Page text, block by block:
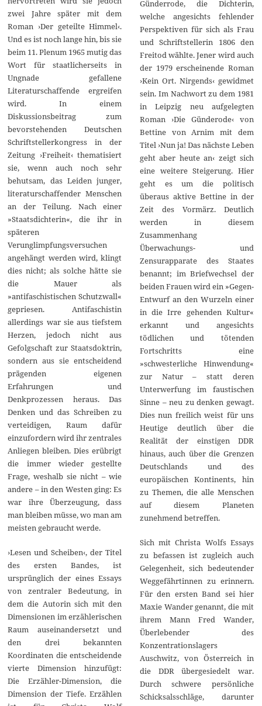
zwei Jahre später mit dem
Roman ›Der geteilte Himmel‹.
Und es ist noch lange hin, bis sie
beim 11. Plenum 1965 mutig das
Wort für staatlicherseits in
Ungnade gefallene
Literaturschaffende ergreifen
wird. In einem
Diskussionsbeitrag zum
bevorstehenden Deutschen
Schriftstellerkongress in der
Zeitung ›Freiheit‹ thematisiert
sie, wenn auch noch sehr
behutsam, das Leiden junger,
literaturschaffender Menschen
an der Teilung. Nach einer
»Staatsdichterin«, die ihr in
späteren
Verunglimpfungsversuchen
angehängt werden wird, klingt
dies nicht; als solche hätte sie
die Mauer als
»antifaschistischen Schutzwall«
gepriesen. Antifaschistin
allerdings war sie aus tiefstem
Herzen, jedoch nicht aus
Gefolgschaft zur Staatsdoktrin,
sondern aus sie entscheidend
prägenden eigenen
Erfahrungen und
Denkprozessen heraus. Das
Denken und das Schreiben zu
verteidigen, Raum dafür
einzufordern wird ihr zentrales
Anliegen bleiben. Dies erübrigt
die immer wieder gestellte
Frage, weshalb sie nicht – wie
andere – in den Westen ging: Es
war ihre Überzeugung, dass
man bleiben müsse, wo man am
meisten gebraucht werde.
›Lesen und Scheiben‹, der Titel
des ersten Bandes, ist
ursprünglich der eines Essays
von zentraler Bedeutung, in
dem die Autorin sich mit den
Dimensionen im erzählerischen
Raum auseinandersetzt und
den drei bekannten
Koordinaten die entscheidende
vierte Dimension hinzufügt:
Die Erzähler-Dimension, die
Dimension der Tiefe. Erzählen
Günderrode, die Dichterin,
welche angesichts fehlender
Perspektiven für sich als Frau
und Schriftstellerin 1806 den
Freitod wählte. Jener wird auch
der 1979 erscheinende Roman
›Kein Ort. Nirgends‹ gewidmet
sein. Im Nachwort zu dem 1981
in Leipzig neu aufgelegten
Roman ›Die Günderode‹ von
Bettine von Arnim mit dem
Titel ›Nun ja! Das nächste Leben
geht aber heute an‹ zeigt sich
eine weitere Steigerung. Hier
geht es um die politisch
überaus aktive Bettine in der
Zeit des Vormärz. Deutlich
werden in diesem
Zusammenhang
Überwachungs- und
Zensurapparate des Staates
benannt; im Briefwechsel der
beiden Frauen wird ein »Gegen-
Entwurf an den Wurzeln einer
in die Irre gehenden Kultur«
erkannt und angesichts
tödlichen und tötenden
Fortschritts eine
»schwesterliche Hinwendung«
zur Natur – statt deren
Unterwerfung im faustischen
Sinne – neu zu denken gewagt.
Dies nun freilich weist für uns
Heutige deutlich über die
Realität der einstigen DDR
hinaus, auch über die Grenzen
Deutschlands und des
europäischen Kontinents, hin
zu Themen, die alle Menschen
auf diesem Planeten
zunehmend betreffen.
Sich mit Christa Wolfs Essays
zu befassen ist zugleich auch
Gelegenheit, sich bedeutender
Weggefährtinnen zu erinnern.
Für den ersten Band sei hier
Maxie Wander genannt, die mit
ihrem Mann Fred Wander,
Überlebender des
Konzentrationslagers
Auschwitz, von Österreich in
die DDR übergesiedelt war.
Durch schwere persönliche
Schicksalsschläge, darunter